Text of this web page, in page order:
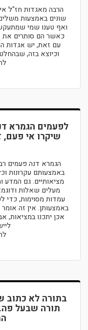
הרבה מאגדות חז"ל
שונים באמצעות
ואף טענו שמי
כאשר הם סותרים את
עם זאת, יש אגדות
וכיוצא בזה,
לפעמים הגמרא
שיקרו אי פעם,
הגמרא דנה פעמים
באמצעותם עקרונות
מציאותיים. גם המדע
מעלים שאלות
עמדות מסוימות, כדי
באמצעותן. אין זה
אכן יתכנו במציאות,
בתורה לא כתוב
תורה שבעל